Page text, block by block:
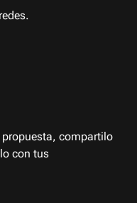
propuesta, compartilo
con tus